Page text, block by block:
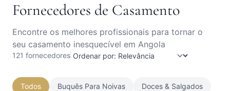
Fornecedores de Casamento
Encontre os melhores profissionais para tornar o
seu casamento inesquecível em Angola
121 fornecedores
Todos Buquês Para Noivas Doces & Salgados